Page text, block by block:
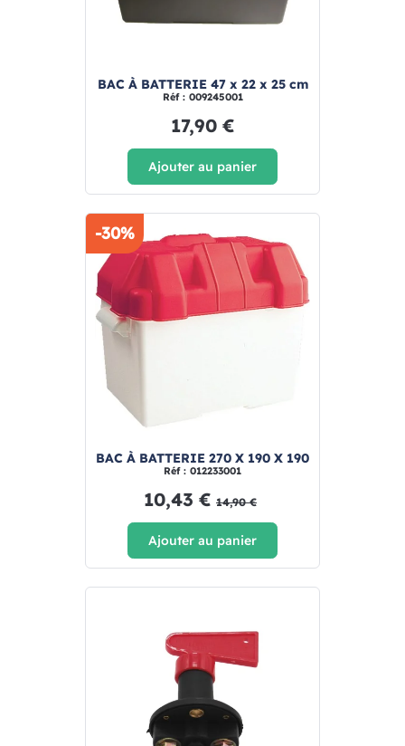
BAC À BATTERIE 47 x 22 x 25 cm
Réf : 009245001
17,90 €
Ajouter au panier
-30%
BAC À BATTERIE 270 X 190 X 190
Réf : 012233001
10,43 € 14,90 €
Ajouter au panier